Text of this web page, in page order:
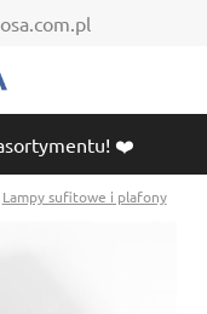
❤️
Lampy sufitowe i plafony